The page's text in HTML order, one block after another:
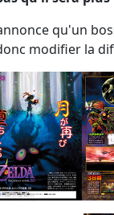
qu'un
modifier la